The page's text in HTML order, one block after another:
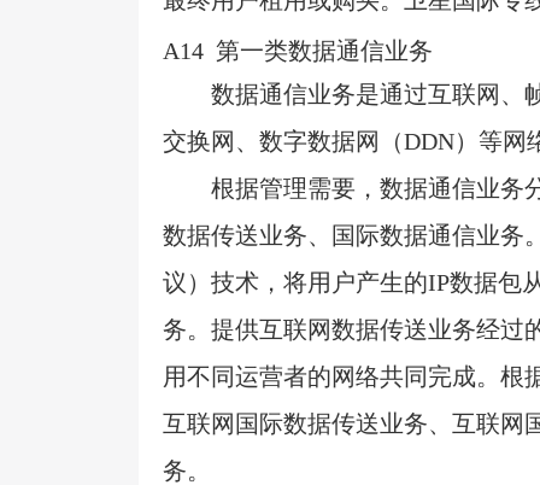
A14 第一类数据通信业务
数据通信业务是通过互联网、
交换网、数字数据网（DDN）等网
根据管理需要，数据通信业务
数据传送业务、国际数据通信业务
议）技术，将用户产生的IP数据包
务。提供互联网数据传送业务经过
用不同运营者的网络共同完成。根
互联网国际数据传送业务、互联网
务。